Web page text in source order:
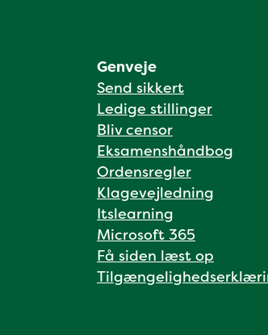
Genveje
Send sikkert
Ledige stillinger
Bliv censor
Eksamenshåndbog
Ordensregler
Klagevejledning
Itslearning
Microsoft 365
Få siden læst op